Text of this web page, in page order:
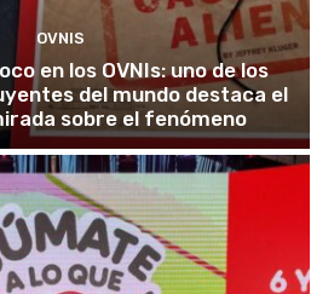
OVNIS
en los OVNIs: uno de los
del mundo destaca el
sobre el fenómeno